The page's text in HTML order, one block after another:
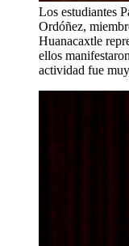
Los estudiantes
Ordóñez,
Huanacaxtle
ellos
actividad fue